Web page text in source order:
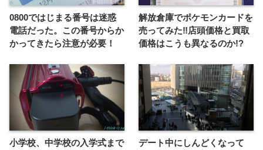
0800ではじまる番号は迷惑
電話だった。この番号からか
かってきたら注意が必要！
解放倉庫でポケモンカードを
売ってみた‼︎店頭価格と買取
価格はこうも異なるのか!?
小学校、中学校の入学式まで
デート中にしんどくなって